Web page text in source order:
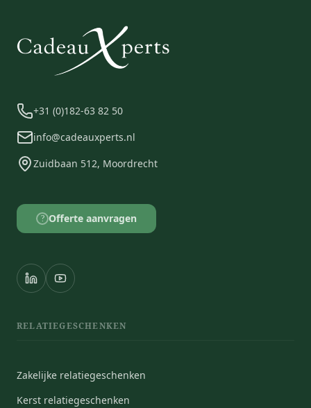
+31 (0)182-63 82 50
info@cadeauxperts.nl
Zuidbaan 512, Moordrecht
? Offerte aanvragen
RELATIEGESCHENKEN
Zakelijke relatiegeschenken
Kerst relatiegeschenken